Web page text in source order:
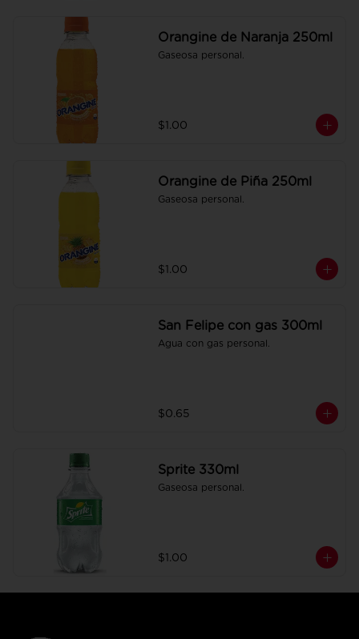
Orangine de Naranja 250ml
Gaseosa personal.
$1.00
Orangine de Piña 250ml
Gaseosa personal.
$1.00
San Felipe con gas 300ml
Agua con gas personal.
$0.65
Sprite 330ml
Gaseosa personal.
$1.00